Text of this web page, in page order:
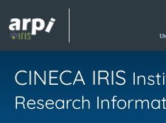
CINECA IRIS
Research